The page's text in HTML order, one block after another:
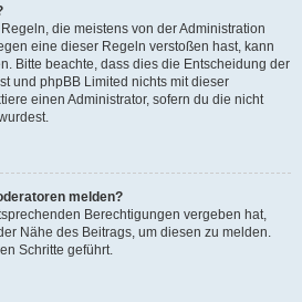
die meistens von der Administration
eine dieser Regeln verstoßen hast, kann
Bitte beachte, dass dies die Entscheidung der
und phpBB Limited nichts mit dieser
einen Administrator, sofern du die nicht
melden?
Berechtigungen vergeben hat,
Nähe des Beitrags, um diesen zu melden.
Schritte geführt.